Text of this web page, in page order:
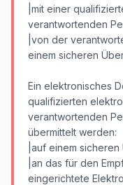
|mit einer
verantwortenden
|von der
einem sicheren
Ein elektronisches
qualifizierten
verantwortenden
übermittelt werden:
|auf einem
|an das für den
eingerichtete